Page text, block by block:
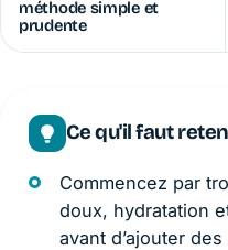
méthode simple et
prudente
Ce qu'il faut
Commencez par
doux, hydratation
avant d’ajouter